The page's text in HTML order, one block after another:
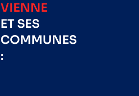
VIENNE
ET SES
COMMUNES
: